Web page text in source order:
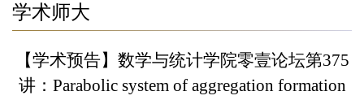
学术师大
【学术预告】数学与统计学院零壹论坛第375
讲：Parabolic system of aggregation formation